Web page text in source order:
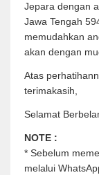
Jepara dengan
Jawa Tengah
memudahkan
akan dengan
Atas
terimakasih,
Selamat
NOTE :
* Sebelum
melalui